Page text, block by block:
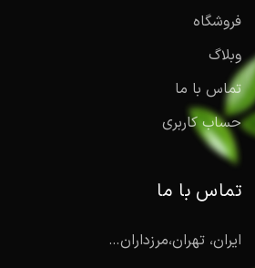
فروشگاه
وبلاگ
تماس با ما
حساب کاربری
تماس با ما
ایران، تهران،مرزداران…